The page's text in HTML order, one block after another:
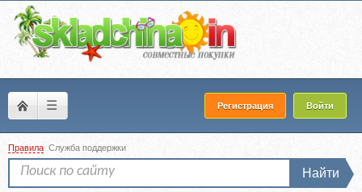
☰ Регистрация Войти
Правила Служба поддержки
Найти